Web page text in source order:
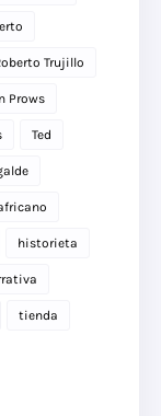
Trujillo
Prows
Ted
historieta
tienda